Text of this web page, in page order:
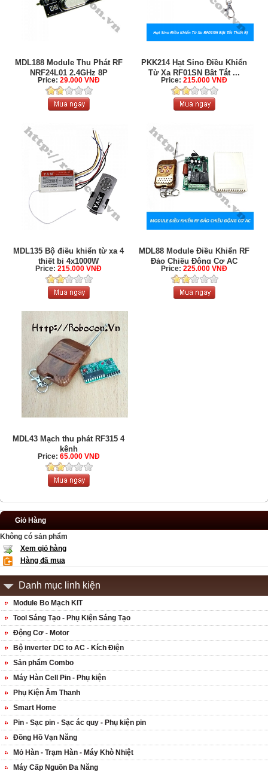
MDL188 Module Thu Phát RF
NRF24L01 2.4GHz 8P
Price: 29.000 VNĐ
PKK214 Hạt Sino Điều Khiển
Từ Xa RF01SN Bật Tắt ...
Price:215.000 VNĐ
MDL135 Bộ điều khiển từ xa 4
thiết bị 4x1000W
Price:215.000 VNĐ
MDL88 Module Điều Khiển RF
Đảo Chiều Động Cơ AC
Price:225.000 VNĐ
MDL43 Mạch thu phát RF315 4
kênh
Price: 65.000 VNĐ
Giỏ Hàng
Không có sản phẩm
Xem giỏ hàng
Hàng đã mua
Danh mục linh kiện
Module Bo Mạch KIT
Tool Sáng Tạo - Phụ Kiện Sáng Tạo
Động Cơ - Motor
Bộ inverter DC to AC - Kích Điện
Sản phẩm Combo
Máy Hàn Cell Pin - Phụ kiện
Phụ Kiện Âm Thanh
Smart Home
Pin - Sạc pin - Sạc ác quy - Phụ kiện pin
Đồng Hồ Vạn Năng
Mỏ Hàn - Trạm Hàn - Máy Khò Nhiệt
Máy Cấp Nguồn Đa Năng